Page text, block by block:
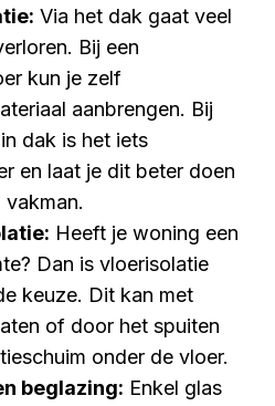
Via het dak gaat veel
Bij een
kun je zelf
aanbrengen. Bij
dak is het iets
en laat je dit beter doen
vakman.
Heeft je woning een
Dan is vloerisolatie
keuze. Dit kan met
of door het spuiten
onder de vloer.
beglazing: Enkel glas